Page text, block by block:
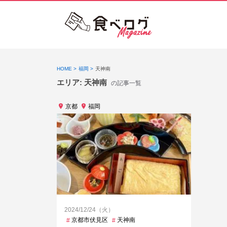
HOME 福岡 天神南
エリア: 天神南 の記事一覧
京都 福岡
2024/12/24（火）
京都市伏見区
天神南